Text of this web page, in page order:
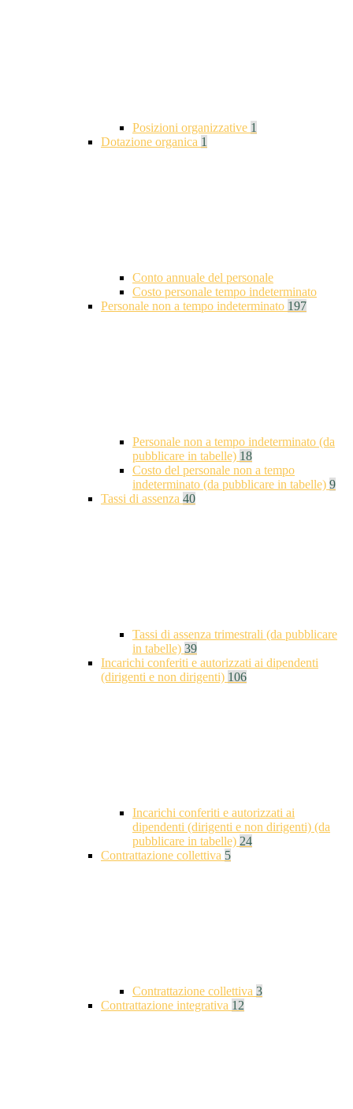
Posizioni organizzative 1
Dotazione organica 1
Conto annuale del personale
Costo personale tempo indeterminato
Personale non a tempo indeterminato 197
Personale non a tempo indeterminato (da
pubblicare in tabelle) 18
Costo del personale non a tempo
indeterminato (da pubblicare in tabelle) 9
Tassi di assenza 40
Tassi di assenza trimestrali (da pubblicare
in tabelle) 39
Incarichi conferiti e autorizzati ai dipendenti
(dirigenti e non dirigenti) 106
Incarichi conferiti e autorizzati ai
dipendenti (dirigenti e non dirigenti) (da
pubblicare in tabelle) 24
Contrattazione collettiva 5
Contrattazione collettiva 3
Contrattazione integrativa 12